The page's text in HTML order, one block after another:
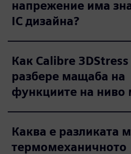
напрежение има
IC дизайна?
Как Calibre
разбере мащаба на
функциите на ниво
Каква е разликата
термомеханичното